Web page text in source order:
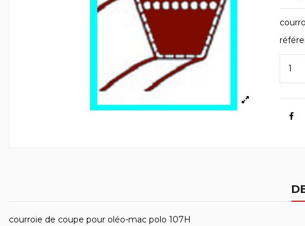
courroie de coupe pour oléo-mac polo 107H